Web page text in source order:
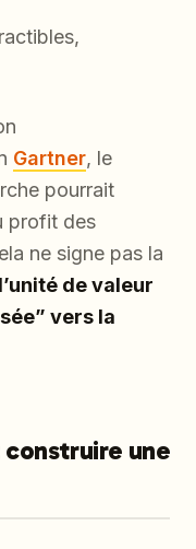
Gartner, le
pourrait
profit des
ne signe pas la
l’unité de valeur
vers la
une